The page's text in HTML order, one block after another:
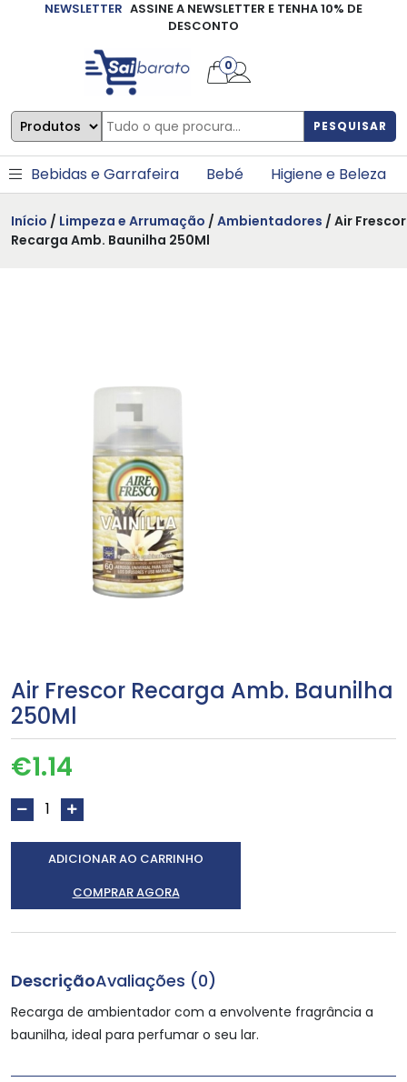
NEWSLETTER ASSINE A NEWSLETTER E TENHA 10% DE
DESCONTO
PESQUISAR
0
Bebidas e Garrafeira Bebé Higiene e Beleza
Início / Limpeza e Arrumação / Ambientadores / Air Frescor
Recarga Amb. Baunilha 250Ml
Air Frescor Recarga Amb. Baunilha
250Ml
€1.14
ADICIONAR AO CARRINHO
COMPRAR AGORA
DescriçãoAvaliações (0)
Recarga de ambientador com a envolvente fragrância a
baunilha, ideal para perfumar o seu lar.